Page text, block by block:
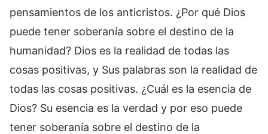
pensamientos de los anticristos. ¿Por qué Dios
puede tener soberanía sobre el destino de la
humanidad? Dios es la realidad de todas las
cosas positivas, y Sus palabras son la realidad de
todas las cosas positivas. ¿Cuál es la esencia de
Dios? Su esencia es la verdad y por eso puede
tener soberanía sobre el destino de la